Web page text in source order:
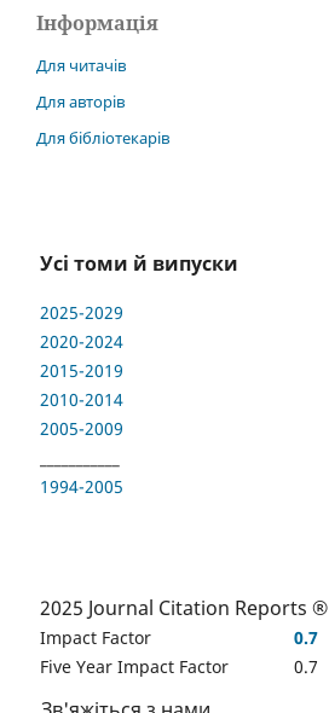
Інформація
Для читачів
Для авторів
Для бібліотекарів
Усі томи й випуски
2025-2029
2020-2024
2015-2019
2010-2014
2005-2009
1994-2005
2025 Journal Citation Reports ®
Impact Factor
0.7
Five Year Impact Factor
0.7